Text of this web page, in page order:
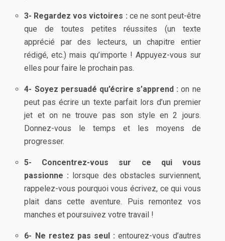
3- Regardez vos victoires : ce ne sont peut-être
que de toutes petites réussites (un texte
apprécié par des lecteurs, un chapitre entier
rédigé, etc.) mais qu’importe ! Appuyez-vous sur
elles pour faire le prochain pas.
4- Soyez persuadé qu’écrire s’apprend : on ne
peut pas écrire un texte parfait lors d’un premier
jet et on ne trouve pas son style en 2 jours.
Donnez-vous le temps et les moyens de
progresser.
5- Concentrez-vous sur ce qui vous
passionne : lorsque des obstacles surviennent,
rappelez-vous pourquoi vous écrivez, ce qui vous
plait dans cette aventure. Puis remontez vos
manches et poursuivez votre travail !
6- Ne restez pas seul : entourez-vous d’autres